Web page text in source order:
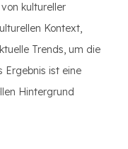
kultureller
Kontext,
Trends, um die
ist eine
Hintergrund